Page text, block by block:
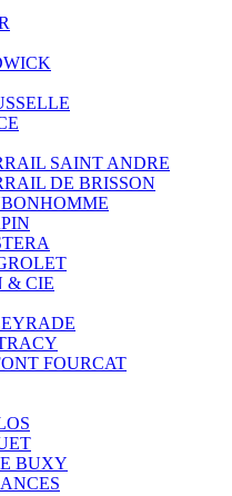
SAINT ANDRE
DE BRISSON
& CIE
FOURCAT
BUXY